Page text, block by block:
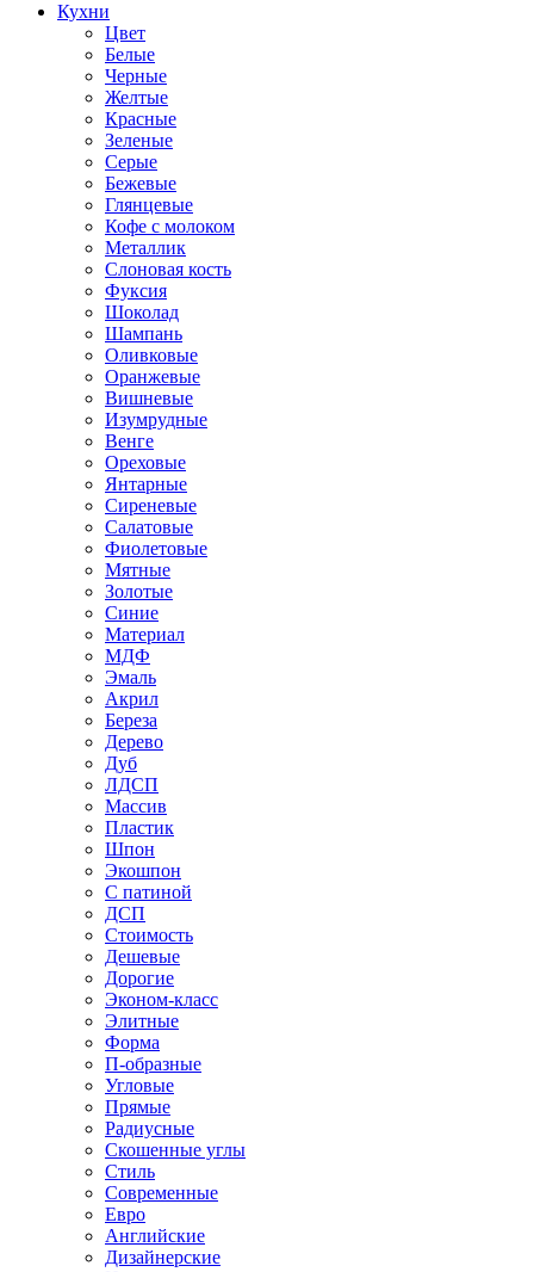
Кухни
Цвет
Белые
Черные
Желтые
Красные
Зеленые
Серые
Бежевые
Глянцевые
Кофе с молоком
Металлик
Слоновая кость
Фуксия
Шоколад
Шампань
Оливковые
Оранжевые
Вишневые
Изумрудные
Венге
Ореховые
Янтарные
Сиреневые
Салатовые
Фиолетовые
Мятные
Золотые
Синие
Материал
МДФ
Эмаль
Акрил
Береза
Дерево
Дуб
ЛДСП
Массив
Пластик
Шпон
Экошпон
С патиной
ДСП
Стоимость
Дешевые
Дорогие
Эконом-класс
Элитные
Форма
П-образные
Угловые
Прямые
Радиусные
Скошенные углы
Стиль
Современные
Евро
Английские
Дизайнерские